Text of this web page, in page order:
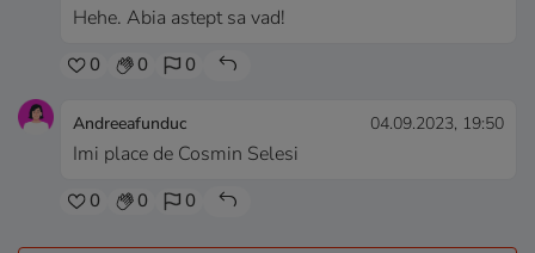
Hehe. Abia astept sa vad!
0 0 0
Andreeafunduc 04.09.2023, 19:50
Imi place de Cosmin Selesi
0 0 0